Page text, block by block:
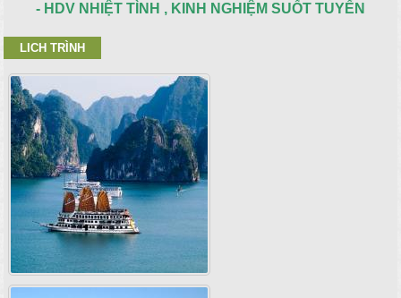
- HDV NHIỆT TÌNH , KINH NGHIỆM SUỐT TUYẾN
LICH TRÌNH